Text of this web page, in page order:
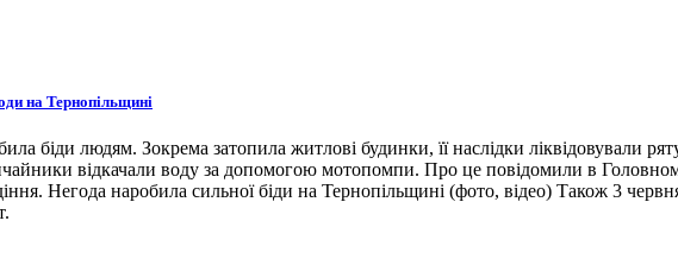
на Тернопільщині
біди людям. Зокрема затопила житлові будинки, її наслідки ліквідовували
відкачали воду за допомогою мотопомпи. Про це повідомили в
Негода наробила сильної біди на Тернопільщині (фото, відео) Також 3